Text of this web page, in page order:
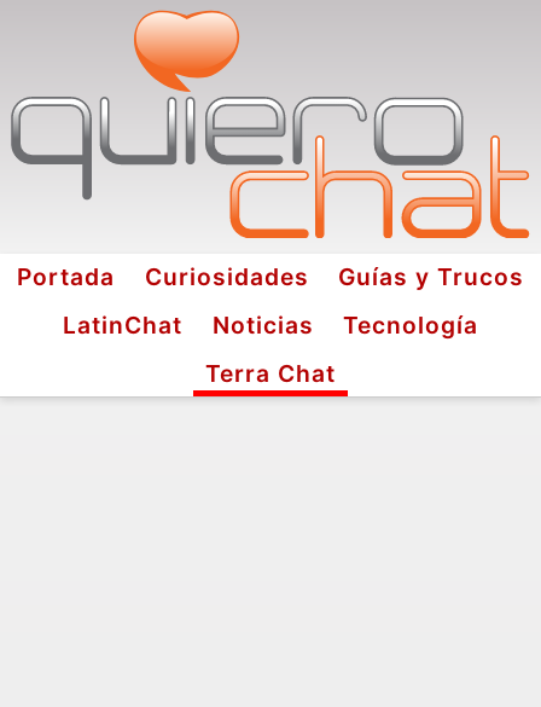
Portada Curiosidades
Guías y Trucos
LatinChat
Noticias
Tecnología
Terra Chat